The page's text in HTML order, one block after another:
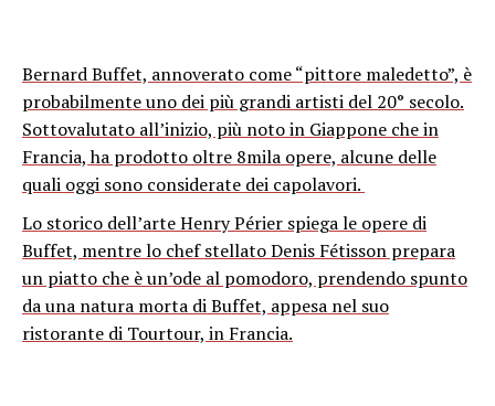
Bernard Buffet, annoverato come “pittore maledetto”, è
probabilmente uno dei più grandi artisti del 20° secolo.
Sottovalutato all’inizio, più noto in Giappone che in
Francia, ha prodotto oltre 8mila opere, alcune delle
quali oggi sono considerate dei capolavori.
Lo storico dell’arte Henry Périer spiega le opere di
Buffet, mentre lo chef stellato Denis Fétisson prepara
un piatto che è un’ode al pomodoro, prendendo spunto
da una natura morta di Buffet, appesa nel suo
ristorante di Tourtour, in Francia.